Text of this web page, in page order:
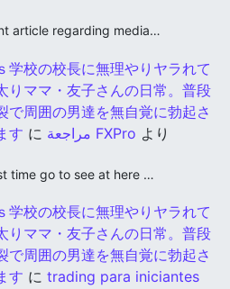
article regarding media…
学校の校長に無理やりヤラれて
りママ・友子さんの日常。普段
で周囲の男達を無自覚に勃起さ
す に مراجعة FXPro より
time go to see at here …
学校の校長に無理やりヤラれて
りママ・友子さんの日常。普段
で周囲の男達を無自覚に勃起さ
す に trading para iniciantes